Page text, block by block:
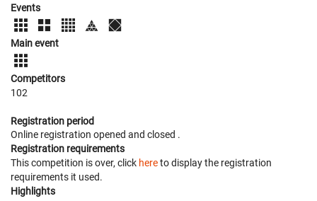
Events
Main event
Competitors
102
Registration period
Online registration opened and closed .
Registration requirements
This competition is over, click hereto display the registration
requirements it used.
Highlights